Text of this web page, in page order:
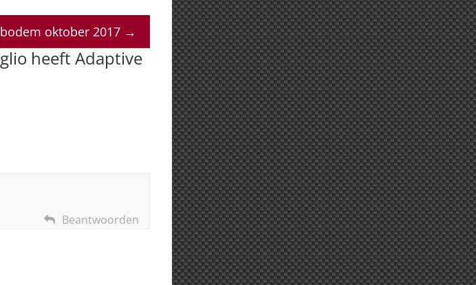
oktober 2017 →
heeft Adaptive
Beantwoorden